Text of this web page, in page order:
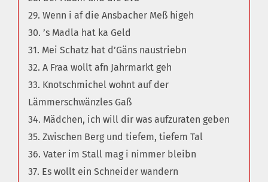
29. Wenn i af die Ansbacher Meß higeh
30. ’s Madla hat ka Geld
31. Mei Schatz hat d’Gäns naustriebn
32. A Fraa wollt afn Jahrmarkt geh
33. Knotschmichel wohnt auf der
Lämmerschwänzles Gaß
34. Mädchen, ich will dir was aufzuraten geben
35. Zwischen Berg und tiefem, tiefem Tal
36. Vater im Stall mag i nimmer bleibn
37. Es wollt ein Schneider wandern